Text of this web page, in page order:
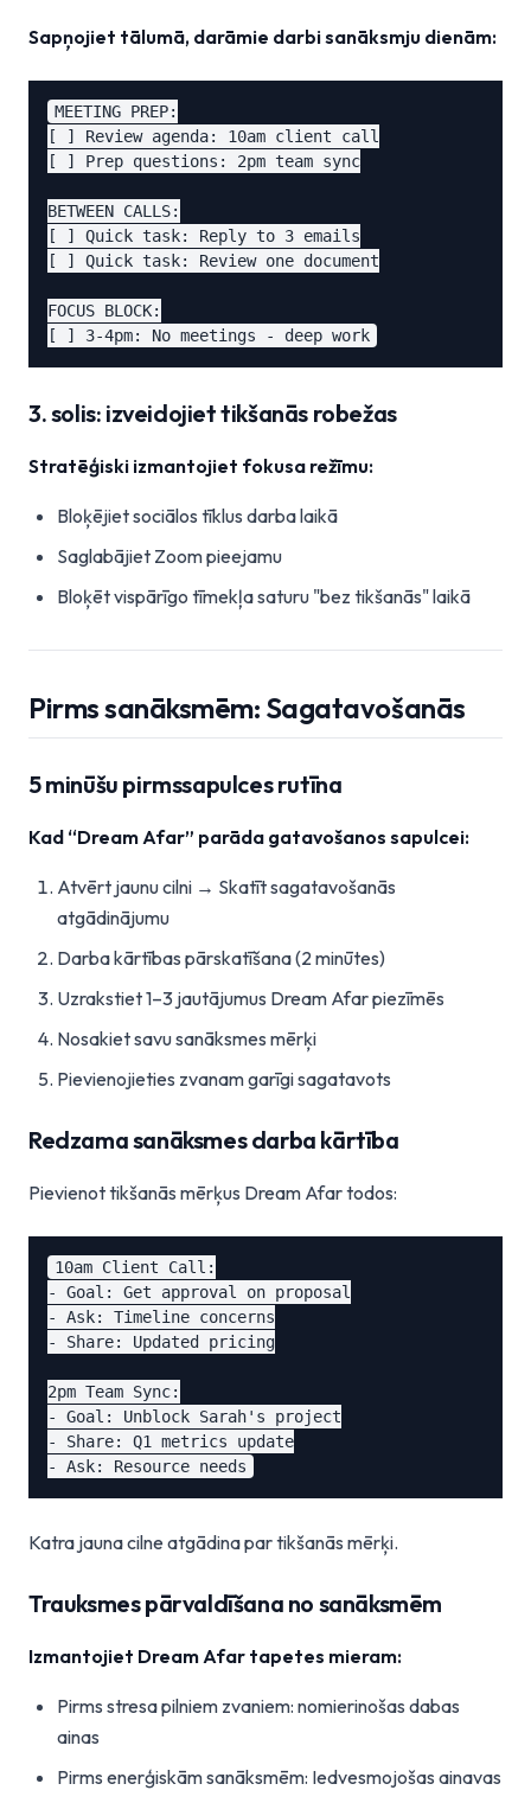
Sapņojiet tālumā, darāmie darbi sanāksmju dienām:
MEETING PREP:
[ ] Review agenda: 10am client call
[ ] Prep questions: 2pm team sync
BETWEEN CALLS:
[ ] Quick task: Reply to 3 emails
[ ] Quick task: Review one document
FOCUS BLOCK:
3. solis: izveidojiet tikšanās robežas
Stratēģiski izmantojiet fokusa režīmu:
Bloķējiet sociālos tīklus darba laikā
Saglabājiet Zoom pieejamu
Bloķēt vispārīgo tīmekļa saturu "bez tikšanās" laikā
Pirms sanāksmēm: Sagatavošanās
5 minūšu pirmssapulces rutīna
Kad “Dream Afar” parāda gatavošanos sapulcei:
Atvērt jaunu cilni → Skatīt sagatavošanās
atgādinājumu
Darba kārtības pārskatīšana (2 minūtes)
Uzrakstiet 1–3 jautājumus Dream Afar piezīmēs
Nosakiet savu sanāksmes mērķi
Pievienojieties zvanam garīgi sagatavots
Redzama sanāksmes darba kārtība
Pievienot tikšanās mērķus Dream Afar todos:
10am Client Call:
- Goal: Get approval on proposal
- Ask: Timeline concerns
- Share: Updated pricing
2pm Team Sync:
- Goal: Unblock Sarah's project
- Share: Q1 metrics update
Katra jauna cilne atgādina par tikšanās mērķi.
Trauksmes pārvaldīšana no sanāksmēm
Izmantojiet Dream Afar tapetes mieram:
Pirms stresa pilniem zvaniem: nomierinošas dabas
ainas
Pirms enerģiskām sanāksmēm: Iedvesmojošas ainavas